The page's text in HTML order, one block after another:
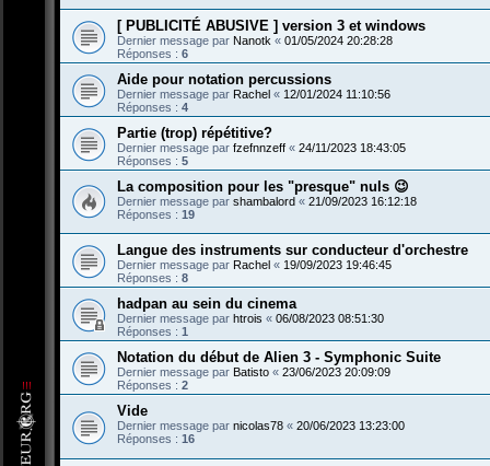
[ PUBLICITÉ ABUSIVE ] version 3 et windows
Dernier message par Nanotk « 01/05/2024 20:28:28
Réponses : 6
Aide pour notation percussions
Dernier message par Rachel « 12/01/2024 11:10:56
Réponses : 4
Partie (trop) répétitive?
Dernier message par fzefnnzeff « 24/11/2023 18:43:05
Réponses : 5
La composition pour les "presque" nuls 😉
Dernier message par shambalord « 21/09/2023 16:12:18
Réponses : 19
Langue des instruments sur conducteur d'orchestre
Dernier message par Rachel « 19/09/2023 19:46:45
Réponses : 8
hadpan au sein du cinema
Dernier message par htrois « 06/08/2023 08:51:30
Réponses : 1
Notation du début de Alien 3 - Symphonic Suite
Dernier message par Batisto « 23/06/2023 20:09:09
Réponses : 2
Vide
Dernier message par nicolas78 « 20/06/2023 13:23:00
Réponses : 16